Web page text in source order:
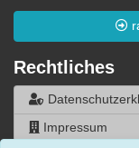
Rechtliches
Impressum